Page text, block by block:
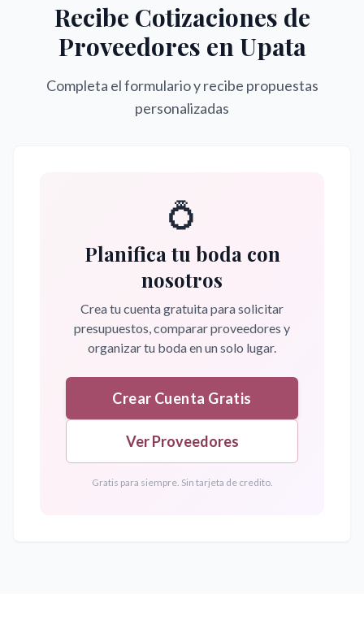
Recibe Cotizaciones de
Proveedores enUpata
Completa el formulario y recibe propuestas
personalizadas
💍
Planifica tu boda con
nosotros
Crea tu cuenta gratuita para solicitar
presupuestos, comparar proveedores y
organizar tu boda en un solo lugar.
Crear Cuenta Gratis
Ver Proveedores
Gratis para siempre. Sin tarjeta de credito.